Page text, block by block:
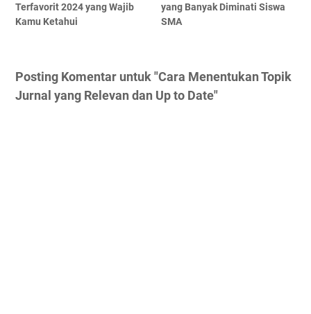
Terfavorit 2024 yang Wajib
Kamu Ketahui
yang Banyak Diminati Siswa
SMA
Posting Komentar untuk "Cara Menentukan Topik
Jurnal yang Relevan dan Up to Date"